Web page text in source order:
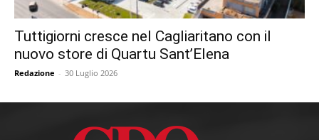
Tuttigiorni cresce nel Cagliaritano con il
nuovo store di Quartu Sant’Elena
Redazione - 30 Luglio 2026